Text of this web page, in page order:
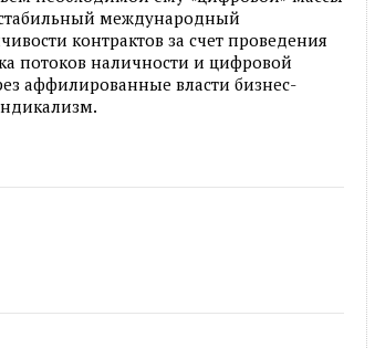
стабильный международный
контрактов за счет проведения
потоков наличности и цифровой
аффилированные власти бизнес-